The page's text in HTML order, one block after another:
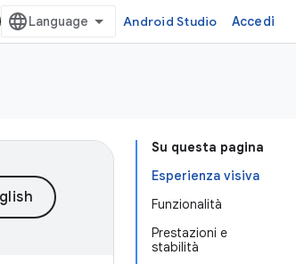
Android Studio Accedi
Su questa pagina
Esperienza visiva
Funzionalità
Prestazioni e
stabilità